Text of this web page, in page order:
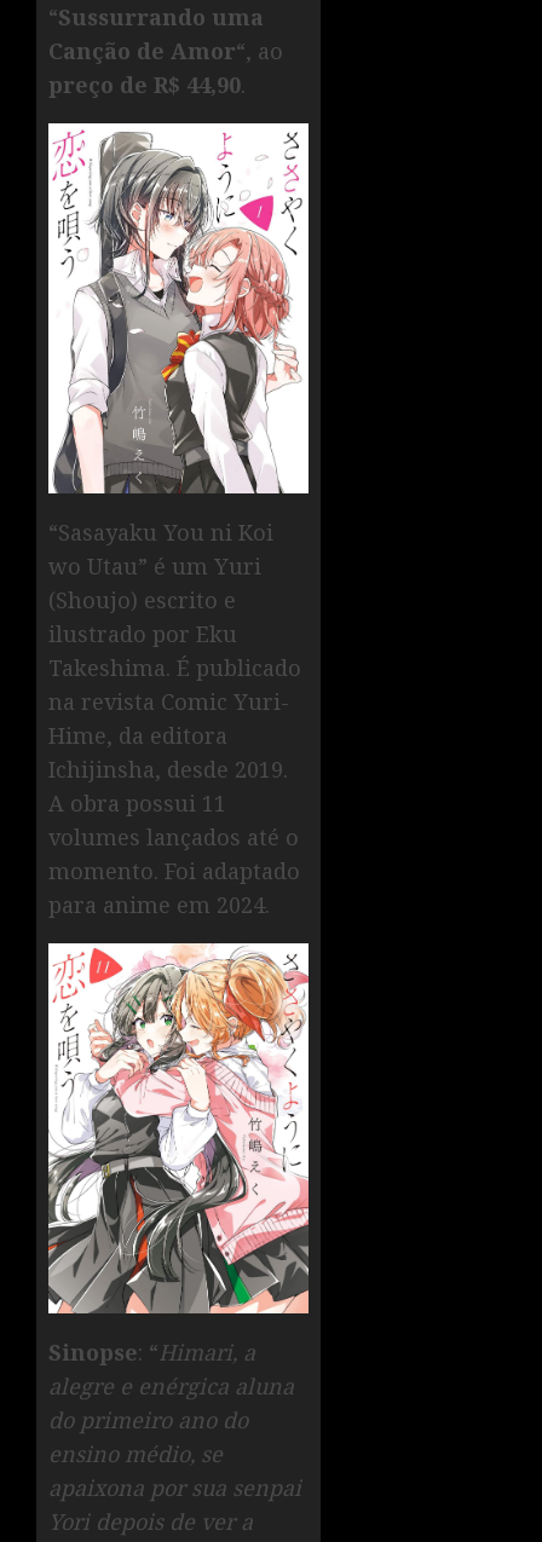
“Sussurrando uma
Canção de Amor“, ao
preço de R$ 44,90.
“Sasayaku You ni Koi
wo Utau” é um Yuri
(Shoujo) escrito e
ilustrado por Eku
Takeshima. É publicado
na revista Comic Yuri-
Hime, da editora
Ichijinsha, desde 2019.
A obra possui 11
volumes lançados até o
momento. Foi adaptado
para anime em 2024.
Sinopse: “Himari, a
alegre e enérgica aluna
do primeiro ano do
ensino médio, se
apaixona por sua senpai
Yori depois de ver a